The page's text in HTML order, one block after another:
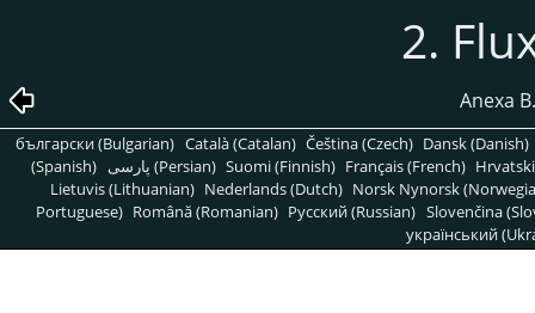
2.
Anexa
български (Bulgarian) Català (Catalan) Čeština (Czech) Dansk (Danish)
(Spanish)
پارسی (Persian) Suomi (Finnish) Français (French)
Lietuvis (Lithuanian) Nederlands (Dutch) Norsk Nynorsk
Portuguese) Română (Romanian) Pусский (Russian) Slovenčina
український